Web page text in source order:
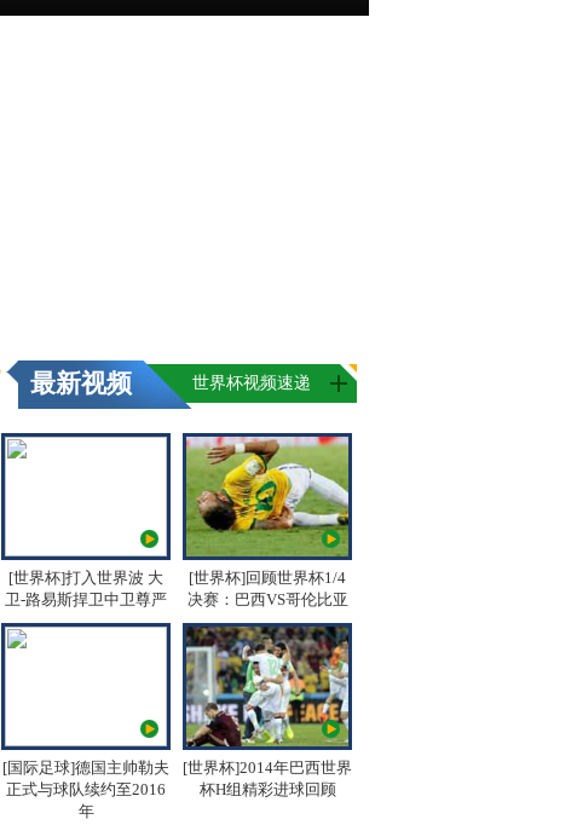
最新视频 世界杯视频速递
[世界杯]打入世界波 大
卫-路易斯捍卫中卫尊严
[世界杯]回顾世界杯1/4
决赛：巴西VS哥伦比亚
[国际足球]德国主帅勒夫
正式与球队续约至2016
年
[世界杯]2014年巴西世界
杯H组精彩进球回顾